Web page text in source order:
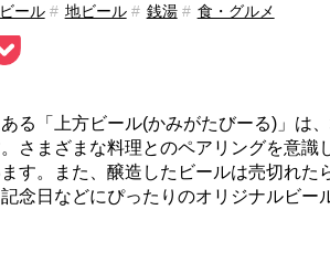
ビール 地ビール 銭湯 食・グルメ
る「上方ビール(かみがたびーる)」は
さまざまな料理とのペアリングを意
す。また、醸造したビールは売切れ
念日などにぴったりのオリジナルビ